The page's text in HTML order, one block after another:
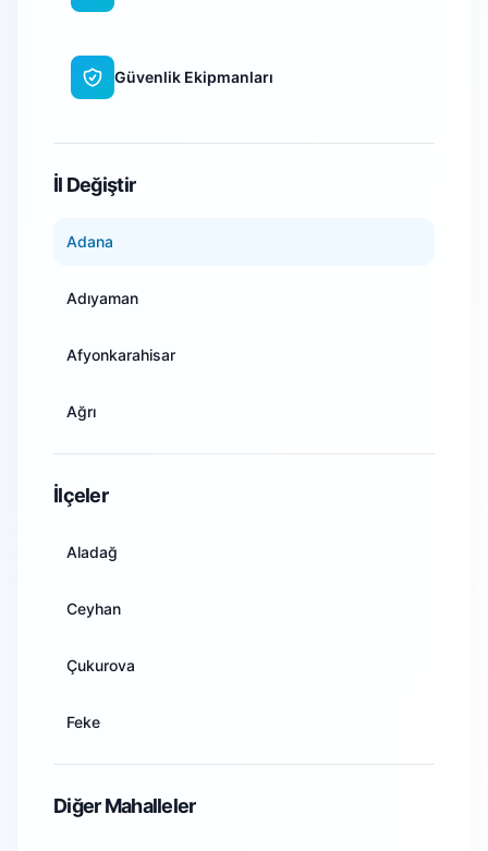
Güvenlik Ekipmanları
İl Değiştir
Adana
Adıyaman
Afyonkarahisar
Ağrı
Bilecik
İlçeler
Aladağ
Ceyhan
Çukurova
Feke
Diğer Mahalleler